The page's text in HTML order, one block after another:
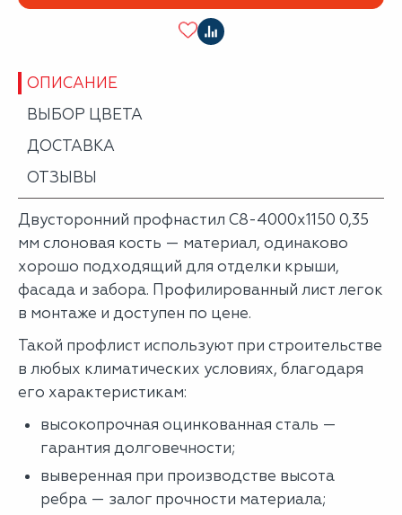
ОПИСАНИЕ
ВЫБОР ЦВЕТА
ДОСТАВКА
ОТЗЫВЫ
Двусторонний профнастил С8-4000х1150 0,35
мм слоновая кость — материал, одинаково
хорошо подходящий для отделки крыши,
фасада и забора. Профилированный лист легок
в монтаже и доступен по цене.
Такой профлист используют при строительстве
в любых климатических условиях, благодаря
его характеристикам:
высокопрочная оцинкованная сталь —
гарантия долговечности;
выверенная при производстве высота
ребра — залог прочности материала;